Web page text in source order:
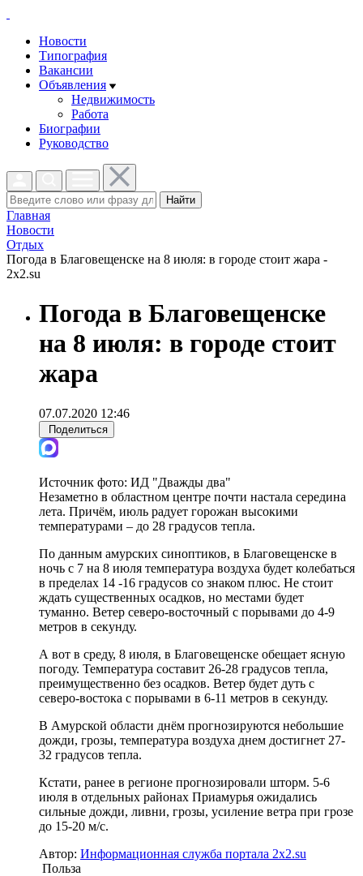
Новости
Типография
Вакансии
Объявления
Недвижимость
Работа
Биографии
Руководство
Найти
Главная
Новости
Отдых
Погода в Благовещенске на 8 июля: в городе стоит жара -
2x2.su
Погода в Благовещенске
на 8 июля: в городе стоит
жара
07.07.2020 12:46
Поделиться
Источник фото: ИД "Дважды два"
Незаметно в областном центре почти настала середина
лета. Причём, июль радует горожан высокими
температурами – до 28 градусов тепла.
По данным амурских синоптиков, в Благовещенске в
ночь с 7 на 8 июля температура воздуха будет колебаться
в пределах 14 -16 градусов со знаком плюс. Не стоит
ждать существенных осадков, но местами будет
туманно. Ветер северо-восточный с порывами до 4-9
метров в секунду.
А вот в среду, 8 июля, в Благовещенске обещает ясную
погоду. Температура составит 26-28 градусов тепла,
преимущественно без осадков. Ветер будет дуть с
северо-востока с порывами в 6-11 метров в секунду.
В Амурской области днём прогнозируются небольшие
дожди, грозы, температура воздуха днем достигнет 27-
32 градусов тепла.
Кстати, ранее в регионе прогнозировали шторм. 5-6
июля в отдельных районах Приамурья ожидались
сильные дожди, ливни, грозы, усиление ветра при грозе
до 15-20 м/с.
Автор: Информационная служба портала 2x2.su
Польза